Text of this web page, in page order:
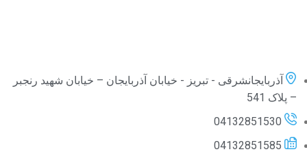
آذربایجانشرقی - تبریز - خیابان آذربایجان – خیابان شهید رنجبر
– پلاک 541
04132851530
04132851585